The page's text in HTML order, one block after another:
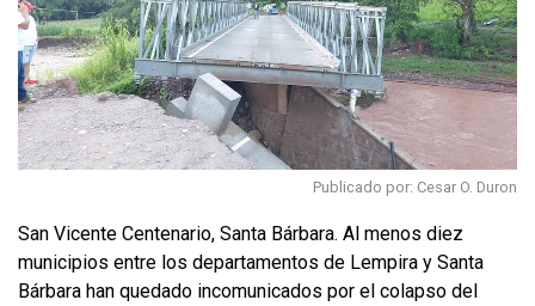
Publicado por: Cesar O. Duron
San Vicente Centenario, Santa Bárbara. Al menos diez
municipios entre los departamentos de Lempira y Santa
Bárbara han quedado incomunicados por el colapso del